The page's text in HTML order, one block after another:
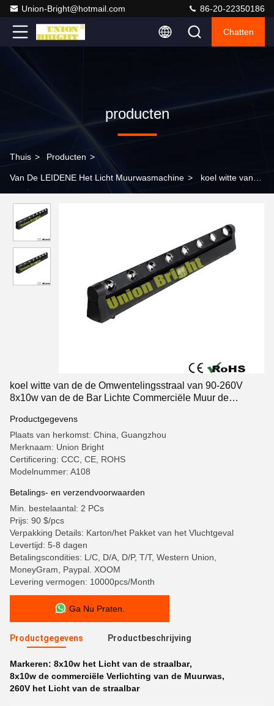
Union-Bright@hotmail.com 86-20-22350186
Chatten
producten
Thuis > Producten >
Van De LEIDENE Het Licht Muurwasmachine > koel witte van
Lichte Commerciële Muur de Wasverlichting
koel witte van de de Omwentelingsstraal van 90-260V
8x10w van de de Bar Lichte Commerciële Muur de
Productgegevens
Plaats van herkomst: China, Guangzhou
Merknaam: Union Bright
Certificering: CCC, CE, ROHS
Modelnummer: A108
Betalings- en verzendvoorwaarden
Min. bestelaantal: 2 PCs
Prijs: 90 $/pcs
Verpakking Details: Karton/het Pakket van het Vluchtgeval
Levertijd: 5-8 dagen
Betalingscondities: L/C, D/A, D/P, T/T, Western Union,
MoneyGram, Paypal. XOOM
Levering vermogen: 10000pcs/Month
Ga Nu Praten.
Productgegevens Productbeschrijving
Markeren: 8x10w het Licht van de straalbar,
8x10w de commerciële Verlichting van de Muurwas,
260V het Licht van de straalbar